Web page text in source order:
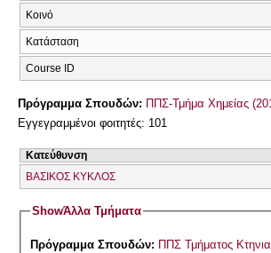
Κοινό
Κατάσταση
Course ID
Πρόγραμμα Σπουδών: ΠΠΣ-Τμήμα Χημείας
Εγγεγραμμένοι φοιτητές: 101
Κατεύθυνση
ΒΑΣΙΚΟΣ ΚΥΚΛΟΣ
ShowΆλλα Τμήματα
Πρόγραμμα Σπουδών: ΠΠΣ Τμήματος